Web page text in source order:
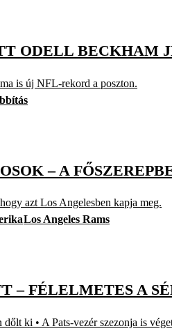
ODELL BECKHAM
is új NFL-rekord a poszton.
– A
azt Los Angelesben kapja meg.
Los Angeles Rams
– FÉLELMETES A
ki • A Pats-vezér szezonja is